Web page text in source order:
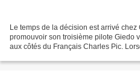
Le temps de la décision est arrivé
promouvoir son troisième pilote Giedo
aux côtés du Français Charles Pic.